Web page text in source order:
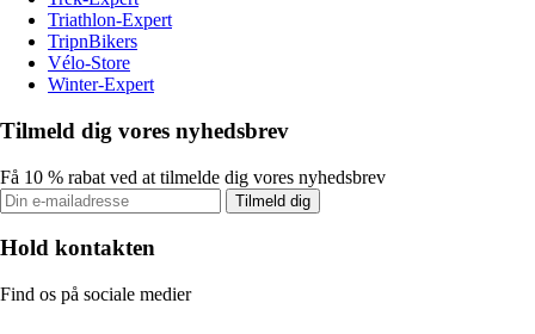
Triathlon-Expert
TripnBikers
Vélo-Store
Winter-Expert
Tilmeld dig vores nyhedsbrev
Få 10 % rabat ved at tilmelde dig vores nyhedsbrev
Tilmeld dig
Hold kontakten
Find os på sociale medier